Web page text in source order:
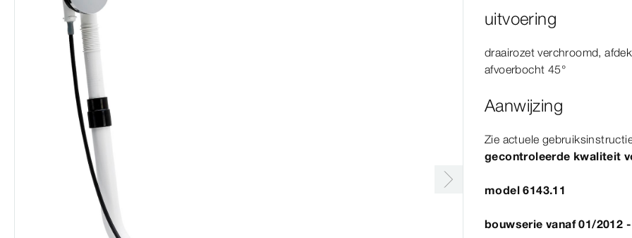
uitvoering
draairozet verchroomd,
afvoerbocht 45°
Aanwijzing
Zie actuele
gecontroleerde kwaliteit
model 6143.11
bouwserie vanaf 01/2012